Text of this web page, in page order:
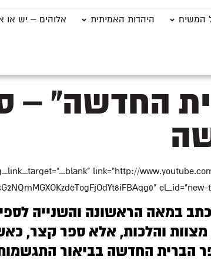
המשיח
היהדות האמיתית אלוהים – יש או
החדשה" –
img_link_target="_blank" link="http://
el_id="new-testament-study-series-youtube"][/
במאה הראשונה והשנייה
מצוות והלכות, אלא ספר קצר,
הברית החדשה בביאור